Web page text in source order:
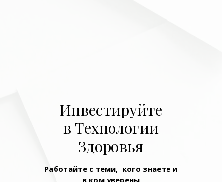
Инвестируйте
в Технологии
Здоровья
Работайте с теми, кого знаете и
в ком уверены